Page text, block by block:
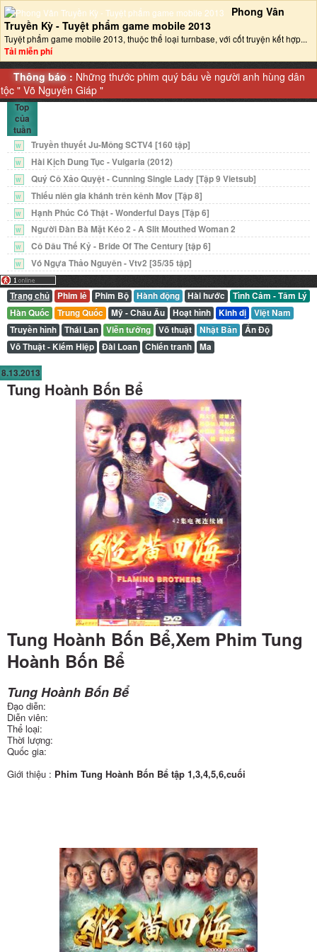
Phong Vân
Truyền Kỳ - Tuyệt phẩm game mobile 2013‎
Tuyệt phẩm game mobile 2013, thuộc thể loại turnbase, với cốt truyện kết hợp...
Tải miễn phí
Thông báo : Những thước phim quý báu về người anh hùng dân
tộc "Võ Nguyên Giáp "
Top
của
tuần
W Truyền thuyết Ju-Mông SCTV4 [160 tập]
W Hài Kịch Dung Tục - Vulgaria (2012)
W Quý Cô Xảo Quyệt - Cunning Single Lady [Tập 9 Vietsub]
W Thiếu niên gia khánh trên kênh Mov [Tập 8]
W Hạnh Phúc Có Thật - Wonderful Days [Tập 6]
W Người Đàn Bà Mặt Kéo 2 - A Slit Mouthed Woman 2
W Cô Dâu Thế Kỷ - Bride Of The Century [tập 6]
W Vó Ngựa Thảo Nguyên - Vtv2 [35/35 tập]
Trang chủ Phim lẻ Phim Bộ Hành động Hài hước
Tình Cảm - Tâm Lý
Hàn Quốc
Trung Quốc Mỹ - Châu Âu Hoạt hình Kinh dị
Việt Nam
Truyền hình
Thái Lan Viễn tưởng Võ thuật Nhật Bản
Ấn Độ
Võ Thuật - Kiếm Hiệp
Đài Loan Chiến tranh Ma
8.13.2013
Tung Hoành Bốn Bể
Tung Hoành Bốn Bể,Xem Phim Tung
Hoành Bốn Bể
Tung Hoành Bốn Bể
Đạo diễn:
Diễn viên:
Thể loại:
Thời lượng:
Quốc gia:
Giới thiệu : Phim Tung Hoành Bốn Bể tập 1,3,4,5,6,cuối